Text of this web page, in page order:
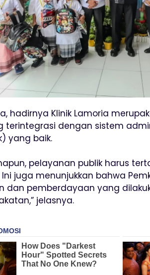
hadirnya Klinik Lamoria
terintegrasi dengan sistem
yang baik.
pelayanan publik harus
juga menunjukkan bahwa
dan pemberdayaan yang
jelasnya.